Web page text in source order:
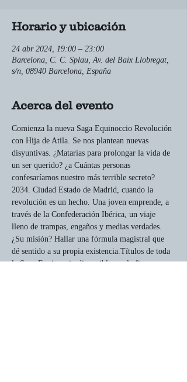
Horario y ubicación
24 abr 2024, 19:00 – 23:00
Barcelona, C. C. Splau, Av. del Baix Llobregat,
s/n, 08940 Barcelona, España
Acerca del evento
Comienza la nueva Saga Equinoccio Revolución
con Hija de Atila. Se nos plantean nuevas
disyuntivas. ¿Matarías para prolongar la vida de
un ser querido? ¿a Cuántas personas
confesaríamos nuestro más terrible secreto?
2034. Ciudad Estado de Madrid, cuando la
revolución es un hecho. Una joven emprende, a
través de la Confederación Ibérica, un viaje
lleno de trampas, engaños y medias verdades.
¿Su misión? Hallar una fórmula magistral que
dé sentido a su propia existencia.Títulos de toda
la Saga Equinoccio disponibles en la firma.